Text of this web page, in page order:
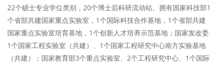
22个硕士专业学位类别，20个博士后科研流动站。拥有国家科技部1
个省部共建国家重点实验室，1个国际科技合作基地，1个省部共建
国家重点实验室培育基地，1个创新人才培养示范基地；国家发改委
1个国家工程实验室（共建）、1个国家工程研究中心南方实验基地
（共建）；国家教育部3个重点实验室、2个工程研究中心、1个国际